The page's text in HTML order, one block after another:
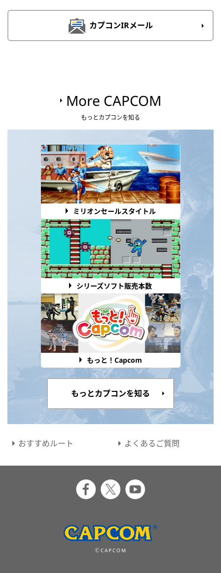
カプコンIRメール
More CAPCOM
もっとカプコンを知る
ミリオンセールスタイトル
シリーズソフト販売本数
もっと！Capcom
もっとカプコンを知る
おすすめルート よくあるご質問
ⒸCAPCOM